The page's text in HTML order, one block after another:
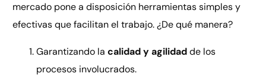
mercado pone a disposición herramientas simples y
efectivas que facilitan el trabajo. ¿De qué manera?
Garantizando lacalidad y agilidadde los
procesos involucrados.